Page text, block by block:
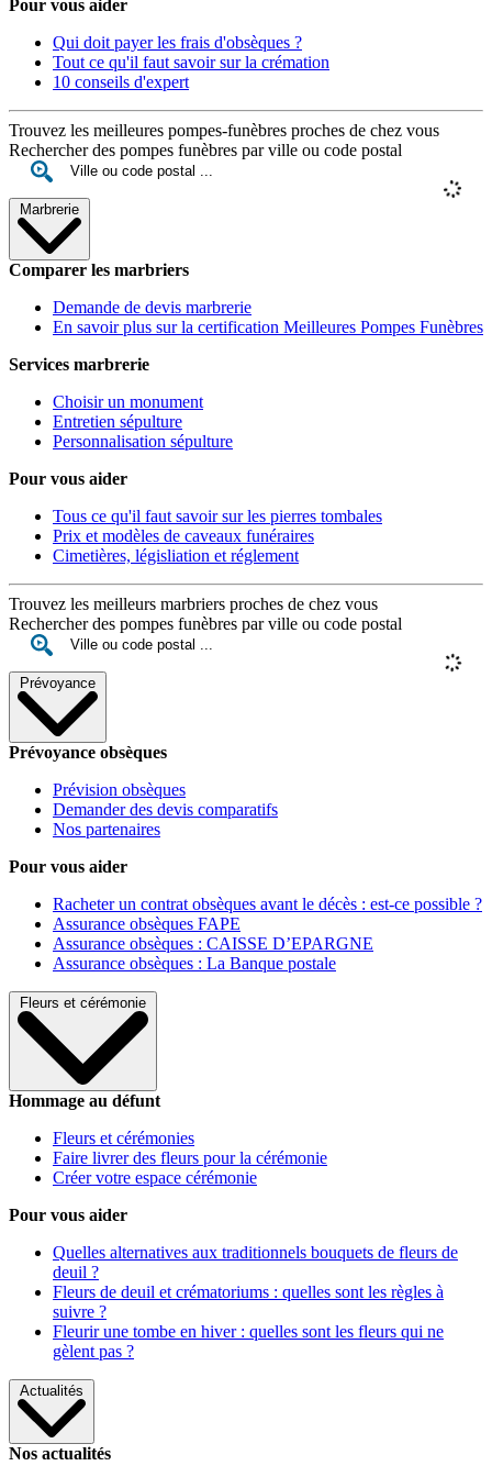
Pour vous aider
Qui doit payer les frais d'obsèques ?
Tout ce qu'il faut savoir sur la crémation
10 conseils d'expert
Trouvez les meilleures pompes-funèbres proches de chez vous
Rechercher des pompes funèbres par ville ou code postal
Marbrerie
Comparer les marbriers
Demande de devis marbrerie
En savoir plus sur la certification Meilleures Pompes Funèbres
Services marbrerie
Choisir un monument
Entretien sépulture
Personnalisation sépulture
Pour vous aider
Tous ce qu'il faut savoir sur les pierres tombales
Prix et modèles de caveaux funéraires
Cimetières, législiation et réglement
Trouvez les meilleurs marbriers proches de chez vous
Rechercher des pompes funèbres par ville ou code postal
Prévoyance
Prévoyance obsèques
Prévision obsèques
Demander des devis comparatifs
Nos partenaires
Pour vous aider
Racheter un contrat obsèques avant le décès : est-ce possible ?
Assurance obsèques FAPE
Assurance obsèques : CAISSE D’EPARGNE
Assurance obsèques : La Banque postale
Fleurs et cérémonie
Hommage au défunt
Fleurs et cérémonies
Faire livrer des fleurs pour la cérémonie
Créer votre espace cérémonie
Pour vous aider
Quelles alternatives aux traditionnels bouquets de fleurs de
deuil ?
Fleurs de deuil et crématoriums : quelles sont les règles à
suivre ?
Fleurir une tombe en hiver : quelles sont les fleurs qui ne
gèlent pas ?
Actualités
Nos actualités